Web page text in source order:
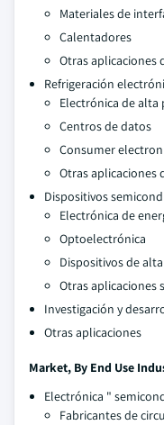
Materiales de
Calentadores
Otras aplicaciones
Refrigeración
Electrónica de alta
Centros de datos
Consumer
Otras aplicaciones
Dispositivos
Electrónica de
Optoelectrónica
Dispositivos de
Otras aplicaciones
Investigación y
Otras aplicaciones
Market, By End Use
Electrónica "
Fabricantes de